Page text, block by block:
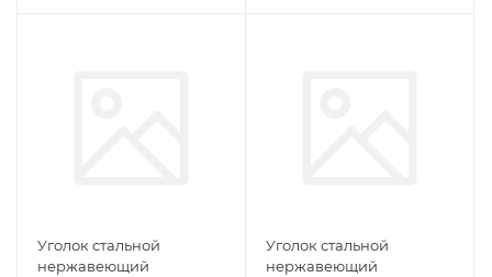
Уголок стальной
нержавеющий
Уголок стальной
нержавеющий